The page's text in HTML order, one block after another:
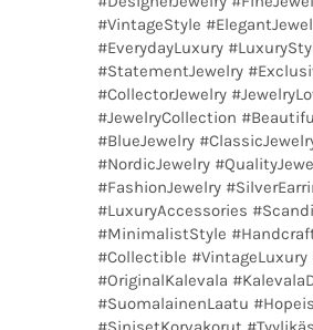
#VintageStyle
#EverydayLuxury
#StatementJewelry
#CollectorJewelry
#JewelryCollection
#BlueJewelry
#NordicJewelry
#FashionJewelry
#LuxuryAccessories
#MinimalistStyle
#Collectible
#OriginalKalevala
#SuomalainenLaatu